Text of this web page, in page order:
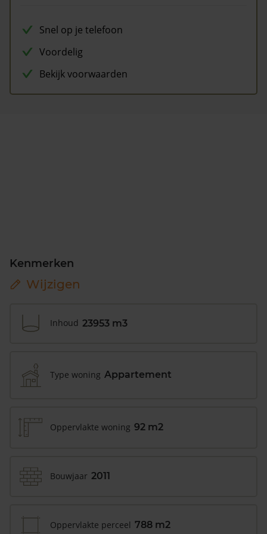
Snel op je telefoon
Voordelig
Bekijk voorwaarden
Kenmerken
Wijzigen
Inhoud 23953 m3
Type woning Appartement
Oppervlakte woning 92 m2
Bouwjaar 2011
Oppervlakte perceel 788 m2